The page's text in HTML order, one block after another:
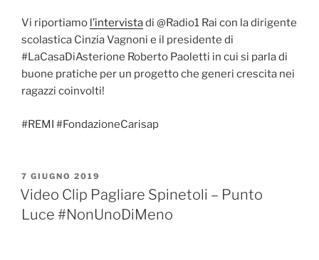
Vi riportiamo l’intervistadi @Radio1 Rai​ con la dirigente
scolastica Cinzia Vagnoni e il presidente di
#LaCasaDiAsterione Roberto Paoletti​ in cui si parla di
buone pratiche per un progetto che generi crescita nei
ragazzi coinvolti!
#REMI #FondazioneCarisap
PUBBLICATO
IL
7 GIUGNO 2019
Video Clip Pagliare Spinetoli – Punto
Luce #NonUnoDiMeno